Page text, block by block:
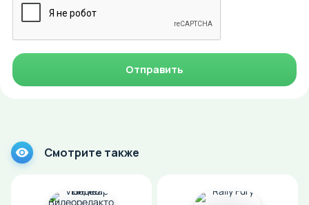
Отправить
Смотрите также